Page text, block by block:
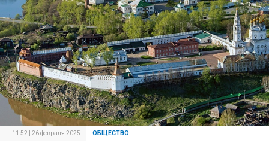
11:52 | 26 февраля 2025 ОБЩЕСТВО